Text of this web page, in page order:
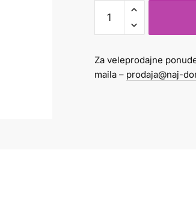
tempera
plosnati
Astra
količina
Za veleprodajne
maila – prodaja@naj-